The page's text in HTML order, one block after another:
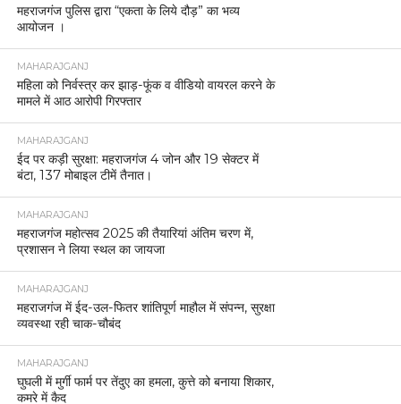
महराजगंज पुलिस द्वारा “एकता के लिये दौड़” का भव्य
आयोजन ।
MAHARAJGANJ
महिला को निर्वस्त्र कर झाड़-फूंक व वीडियो वायरल करने के
मामले में आठ आरोपी गिरफ्तार
MAHARAJGANJ
ईद पर कड़ी सुरक्षा: महराजगंज 4 जोन और 19 सेक्टर में
बंटा, 137 मोबाइल टीमें तैनात।
MAHARAJGANJ
महराजगंज महोत्सव 2025 की तैयारियां अंतिम चरण में,
प्रशासन ने लिया स्थल का जायजा
MAHARAJGANJ
महराजगंज में ईद-उल-फितर शांतिपूर्ण माहौल में संपन्न, सुरक्षा
व्यवस्था रही चाक-चौबंद
MAHARAJGANJ
घुघली में मुर्गी फार्म पर तेंदुए का हमला, कुत्ते को बनाया शिकार,
कमरे में कैद